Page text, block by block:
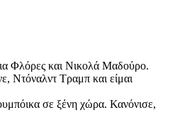
Φλόρες και Νικολά Μαδούρο.
Ντόναλντ Τραμπ και είμαι
σε ξένη χώρα. Κανόνισε,